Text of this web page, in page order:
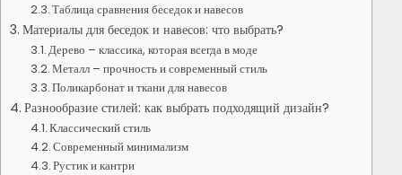
Таблица сравнения беседок и навесов
Материалы для беседок и навесов: что выбрать?
Дерево – классика, которая всегда в моде
Металл – прочность и современный стиль
Поликарбонат и ткани для навесов
Разнообразие стилей: как выбрать подходящий дизайн?
Классический стиль
Современный минимализм
Рустик и кантри